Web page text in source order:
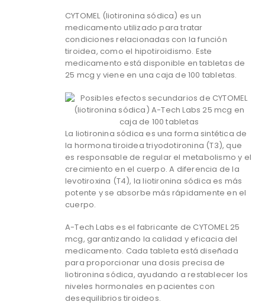
CYTOMEL (liotironina sódica) es un
medicamento utilizado para tratar
condiciones relacionadas con la función
tiroidea, como el hipotiroidismo. Este
medicamento está disponible en tabletas de
25 mcg y viene en una caja de 100 tabletas.
La liotironina sódica es una forma sintética de
la hormona tiroidea triyodotironina (T3), que
es responsable de regular el metabolismo y el
crecimiento en el cuerpo. A diferencia de la
levotiroxina (T4), la liotironina sódica es más
potente y se absorbe más rápidamente en el
cuerpo.
A-Tech Labs es el fabricante de CYTOMEL 25
mcg, garantizando la calidad y eficacia del
medicamento. Cada tableta está diseñada
para proporcionar una dosis precisa de
liotironina sódica, ayudando a restablecer los
niveles hormonales en pacientes con
desequilibrios tiroideos.